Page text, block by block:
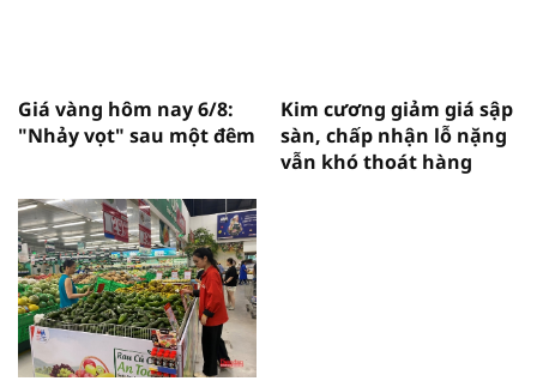
Giá vàng hôm nay 6/8:
"Nhảy vọt" sau một đêm
Kim cương giảm giá sập
sàn, chấp nhận lỗ nặng
vẫn khó thoát hàng